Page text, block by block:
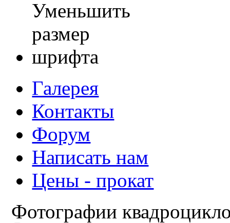
Галерея
Контакты
Форум
Написать нам
Цены - прокат
Фотографии